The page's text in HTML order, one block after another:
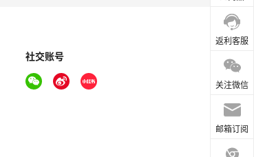
返利客服
关注微信
邮箱订阅
社交账号